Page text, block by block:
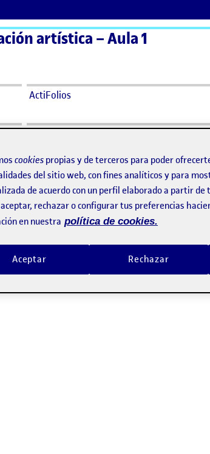
artística – Aula 1
ActiFolios
artísticos
cookies propias y de terceros para poder
del sitio web, con fines analíticos y para
de acuerdo con un perfil elaborado a partir de
rechazar o configurar tus preferencias
en nuestra política de cookies.
Rechazar
Aceptar